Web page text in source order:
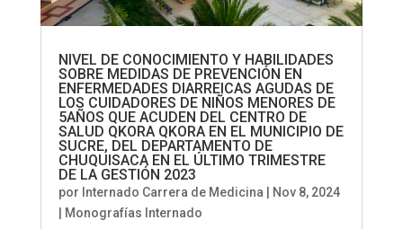
NIVEL DE CONOCIMIENTO Y HABILIDADES
SOBRE MEDIDAS DE PREVENCIÓN EN
ENFERMEDADES DIARREICAS AGUDAS DE
LOS CUIDADORES DE NIÑOS MENORES DE
5AÑOS QUE ACUDEN DEL CENTRO DE
SALUD QKORA QKORA EN EL MUNICIPIO DE
SUCRE, DEL DEPARTAMENTO DE
CHUQUISACA EN EL ÚLTIMO TRIMESTRE
DE LA GESTIÓN 2023
por Internado Carrera de Medicina
Nov 8, 2024
Monografías Internado